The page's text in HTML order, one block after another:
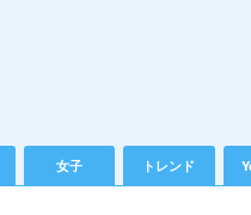
女子 トレンド